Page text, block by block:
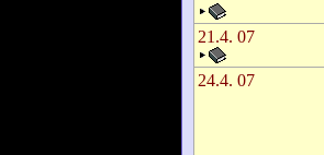
21.4. 07
24.4. 07